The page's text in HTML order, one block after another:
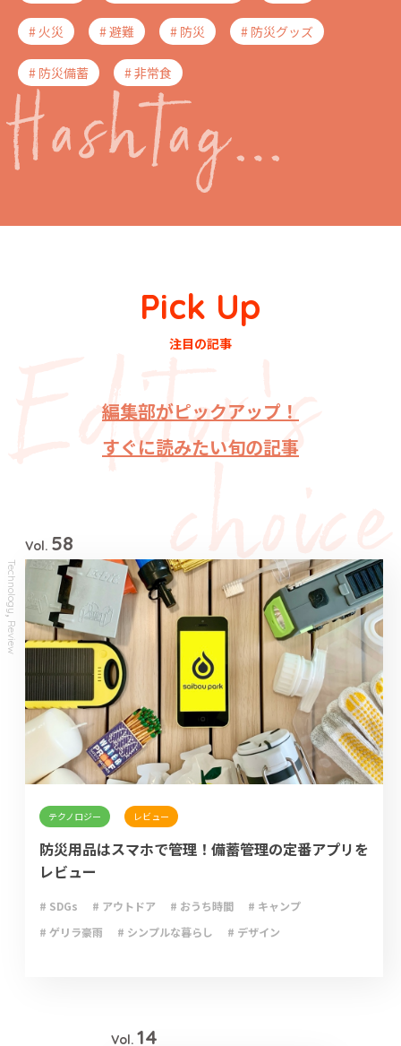
# 火災 # 避難 # 防災 # 防災グッズ
# 防災備蓄 # 非常食
Pick Up
注目の記事
編集部がピックアップ！
すぐに読みたい旬の記事
Technology
,
Review
Vol. 58
テクノロジー レビュー
防災用品はスマホで管理！備蓄管理の定番アプリを
レビュー
# SDGs # アウトドア # おうち時間
# キャンプ
# ゲリラ豪雨
# シンプルな暮らし
# デザイン
Vol. 14